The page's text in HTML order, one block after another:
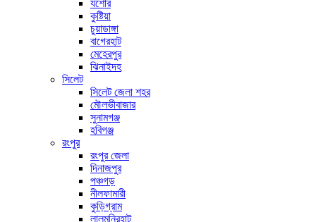
যশোর
কুষ্টিয়া
চুয়াডাঙ্গা
বাগেরহাট
মেহেরপুর
ঝিনাইদহ
সিলেট
সিলেট জেলা শহর
মৌলভীবাজার
সুনামগঞ্জ
হবিগঞ্জ
রংপুর
রংপুর জেলা
দিনাজপুর
পঞ্চগড়
নীলফামারী
কুড়িগ্রাম
লালমনিরহাট